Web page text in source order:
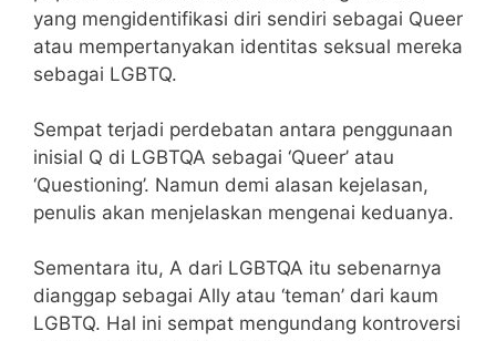
yang mengidentifikasi diri sendiri sebagai Queer
atau mempertanyakan identitas seksual mereka
sebagai LGBTQ.
Sempat terjadi perdebatan antara penggunaan
inisial Q di LGBTQA sebagai ‘Queer’ atau
‘Questioning’. Namun demi alasan kejelasan,
penulis akan menjelaskan mengenai keduanya.
Sementara itu, A dari LGBTQA itu sebenarnya
dianggap sebagai Ally atau ‘teman’ dari kaum
LGBTQ. Hal ini sempat mengundang kontroversi